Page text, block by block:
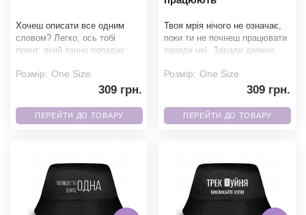
Хочеш описати все одним
словом? Легко, ось тобі
принт, який точно попадає
панамки пошиті з якісни
Розмір: One Size
309 грн.
ПЕРЕЙТИ ДО ТОВАРУ
Твоя мрія нічого не означає,
поки ти не почнеш працювати
заради неї. Заради деяких
Наші пан
Розмір: One Size
309 грн.
ПЕРЕЙТИ ДО ТОВАРУ
Ми зателефонуємо вам на номер: